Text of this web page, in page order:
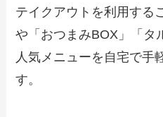
ト（お持ち帰
注文方法や
テイクアウトを利用する
や「おつまみBOX」「タ
人気メニューを自宅で手
す。